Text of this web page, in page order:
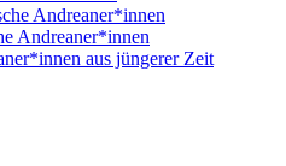
Andreaner*innen
Andreaner*innen
aus jüngerer Zeit